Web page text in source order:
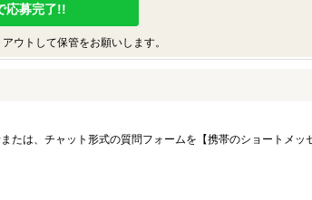
応募完了!!
ウトして保管をお願いします。
たは、チャット形式の質問フォームを【携帯のショートメッ